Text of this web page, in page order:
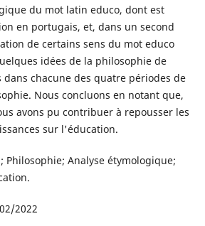
du mot latin educo, dont est
en portugais, et, dans un second
de certains sens du mot educo
idées de la philosophie de
chacune des quatre périodes de
Nous concluons en notant que,
avons pu contribuer à repousser les
sur l'éducation.
Philosophie; Analyse étymologique;
2022